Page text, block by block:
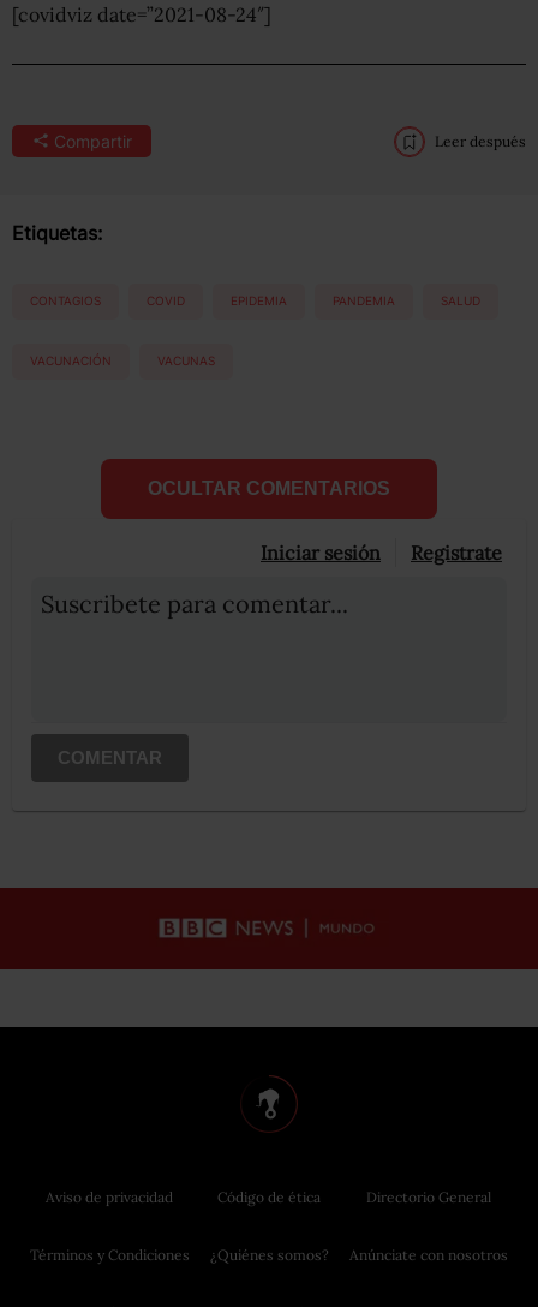
[covidviz date=”2021-08-24″]
Compartir Leer después
Etiquetas:
CONTAGIOS COVID EPIDEMIA PANDEMIA SALUD
VACUNACIÓN VACUNAS
OCULTAR COMENTARIOS
Iniciar sesión Registrate
Suscribete para comentar...
COMENTAR
Aviso de privacidad
Términos y Condiciones
Código de ética
¿Quiénes somos?
Directorio General
Anúnciate con nosotros